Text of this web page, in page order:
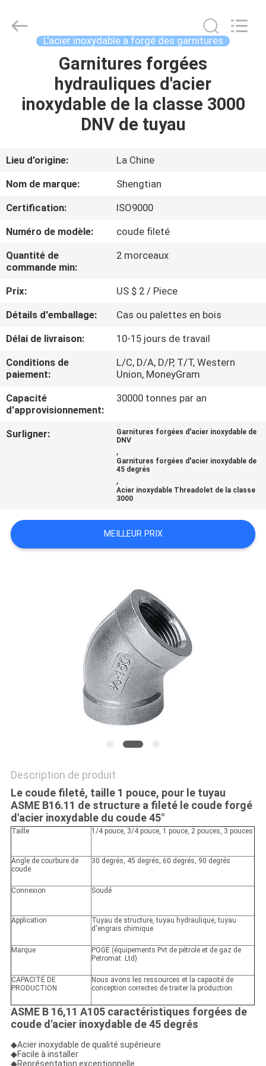
APERÇU
PRODUITS
VR
A
PROPOS
DE
NOUS
VISITE
D'USINE
CONTRÔLE
DE
LA
NOUVELLES
L'acier inoxydable a forgé des garnitures
Garnitures forgées
hydrauliques d'acier
inoxydable de la classe 3000
DNV de tuyau
Lieu d'origine:
La Chine
Nom de marque:
Shengtian
Certification:
ISO9000
Numéro de modèle:
coude fileté
Quantité de
commande min:
2 morceaux
Prix:
US $ 2 / Piece
Détails d'emballage:
Cas ou palettes en bois
Délai de livraison:
10-15 jours de travail
Conditions de
paiement:
L/C, D/A, D/P, T/T, Western
Union, MoneyGram
Capacité
d'approvisionnement:
30000 tonnes par an
Surligner:
Garnitures forgées d'acier inoxydable de
DNV
,
Garnitures forgées d'acier inoxydable de
45 degrés
,
Acier inoxydable Threadolet de la classe
3000
MEILLEUR PRIX
Description de produit
Le coude fileté, taille 1 pouce, pour le tuyau
ASME B16.11 de structure a fileté le coude forgé
d'acier inoxydable du coude 45°
Taille 1/4 pouce, 3/4 pouce, 1 pouce, 2 pouces, 3 pouces
Angle de courbure de
coude
30 degrés, 45 degrés, 60 degrés, 90 degrés
Connexion Soudé
Application
Tuyau de structure, tuyau hydraulique, tuyau
d'engrais chimique
Marque
POGE (équipements Pvt de pétrole et de gaz de
Petromat. Ltd)
CAPACITÉ DE
PRODUCTION
Nous avons les ressources et la capacité de
conception correctes de traiter la production.
ASME B 16,11 A105 caractéristiques forgées de
coude d'acier inoxydable de 45 degrés
◆Acier inoxydable de qualité supérieure
◆Facile à installer
◆Représentation exceptionnelle